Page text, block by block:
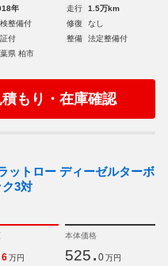
年 走行
1.5万km
整備付 修復
なし
付 整備
法定整備付
県 柏市
積もり・在庫確認
ットロー ディーゼルターボ
3対
6 万円
本体価格
525. 0 万円